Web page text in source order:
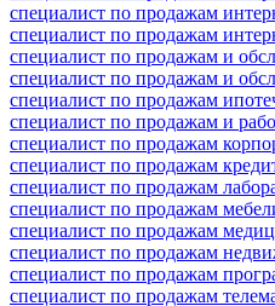
специалист по продажам
специалист по продажам
специалист по продажам и
специалист по продажам и
специалист по продажам
специалист по продажам и
специалист по продажам
специалист по продажам
специалист по продажам
специалист по продажам
специалист по продажам
специалист по продажам
специалист по продажам
специалист по продажам